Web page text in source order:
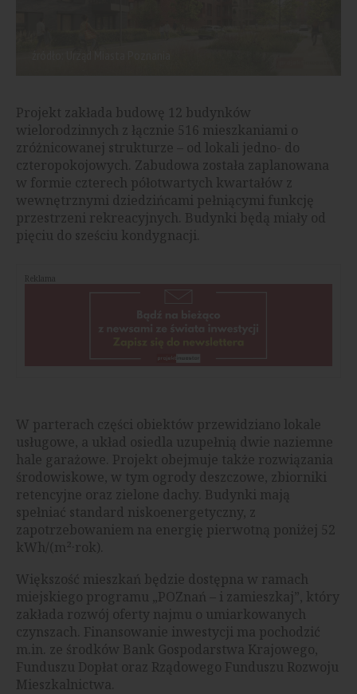
Projekt zakłada budowę 12 budynków
wielorodzinnych z łącznie 516 mieszkaniami o
zróżnicowanej strukturze – od lokali jedno- do
czteropokojowych. Zabudowa została zaplanowana
w formie czterech półotwartych kwartałów z
wewnętrznymi dziedzińcami pełniącymi funkcję
przestrzeni rekreacyjnych. Budynki będą miały od
pięciu do sześciu kondygnacji.
Reklama
W parterach części obiektów przewidziano lokale
usługowe, a układ osiedla uzupełnią dwie naziemne
hale garażowe. Projekt obejmuje także rozwiązania
środowiskowe, w tym ogrody deszczowe, zbiorniki
retencyjne oraz zielone dachy. Budynki mają
spełniać standard niskoenergetyczny, z
zapotrzebowaniem na energię pierwotną poniżej 52
kWh/(m²·rok).
Większość mieszkań będzie dostępna w ramach
miejskiego programu „POZnań – i zamieszkaj”, który
zakłada rozwój oferty najmu o umiarkowanych
czynszach. Finansowanie inwestycji ma pochodzić
m.in. ze środków Bank Gospodarstwa Krajowego,
Funduszu Dopłat oraz Rządowego Funduszu Rozwoju
Mieszkalnictwa.